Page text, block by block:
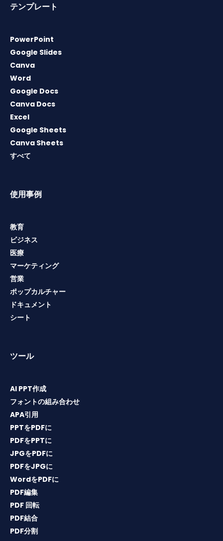
テンプレート
PowerPoint
Google Slides
Canva
Word
Google Docs
Canva Docs
Excel
Google Sheets
Canva Sheets
すべて
使用事例
教育
ビジネス
医療
マーケティング
営業
ポップカルチャー
ドキュメント
シート
ツール
AI PPT作成
フォントの組み合わせ
APA引用
PPTをPDFに
PDFをPPTに
JPGをPDFに
PDFをJPGに
WordをPDFに
PDF編集
PDF 回転
PDF結合
PDF分割